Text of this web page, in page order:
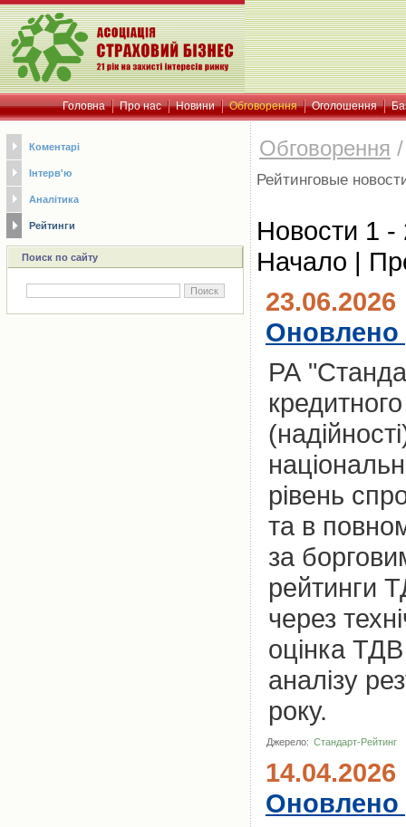
Головна Про нас Новини Обговорення Оголошення
Коментарі
Інтерв'ю
Аналітика
Рейтинги
Поиск по сайту
Обговорення
Рейтинговые
Новости 1 -
Начало |
23.06.2026
РА
рівень
та в
за
рейтинги
через
оцінка
аналізу
року.
Джерело: Стандарт-Рейтинг
14.04.2026